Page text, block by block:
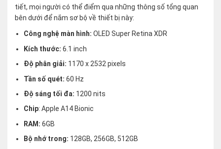
tiết, mọi người có thể điểm qua những thông số tổng quan
bên dưới để nắm sơ bộ về thiết bị này:
Công nghệ màn hình: OLED Super Retina XDR
Kích thước: 6.1 inch
Độ phân giải: 1170 x 2532 pixels
Tần số quét: 60 Hz
Độ sáng tối đa: 1200 nits
Chip: Apple A14 Bionic
RAM: 6GB
Bộ nhớ trong: 128GB, 256GB, 512GB